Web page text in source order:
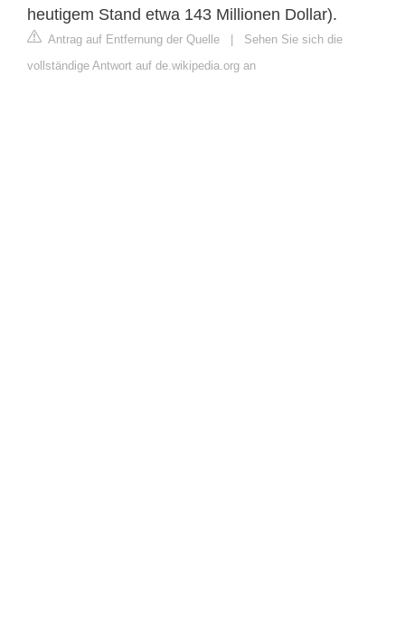
heutigem Stand etwa 143 Millionen Dollar).
Antrag auf Entfernung der Quelle | Sehen Sie sich die
vollständige Antwort auf de.wikipedia.org an